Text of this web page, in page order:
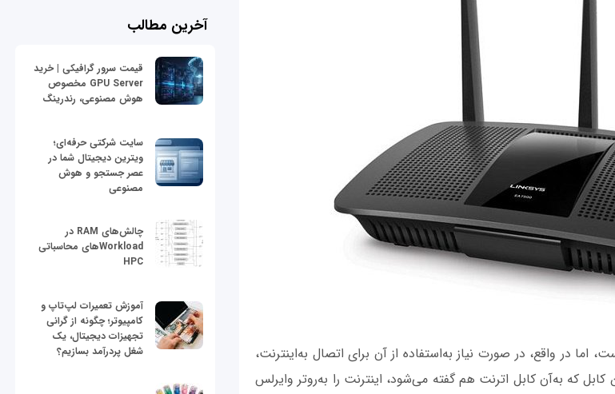
اما در واقع، در صورت نیاز به‌استفاده از آن برای اتصال به‌اینترنت،
که به‌آن کابل اترنت هم گفته می‌شود، اینترنت را به‌روتر وایرلس
آخرین مطالب
قیمت سرور گرافیکی | خرید
GPU Server مخصوص
هوش مصنوعی، رندرینگ
سایت شرکتی حرفه‌ای؛
ویترین دیجیتال شما در
عصر جستجو و هوش
مصنوعی
چالش‌های RAM در
Workloadهای محاسباتی
HPC
آموزش تعمیرات لپ‌تاپ و
کامپیوتر؛ چگونه از گرانی
تجهیزات دیجیتال، یک
شغل پردرآمد بسازیم؟